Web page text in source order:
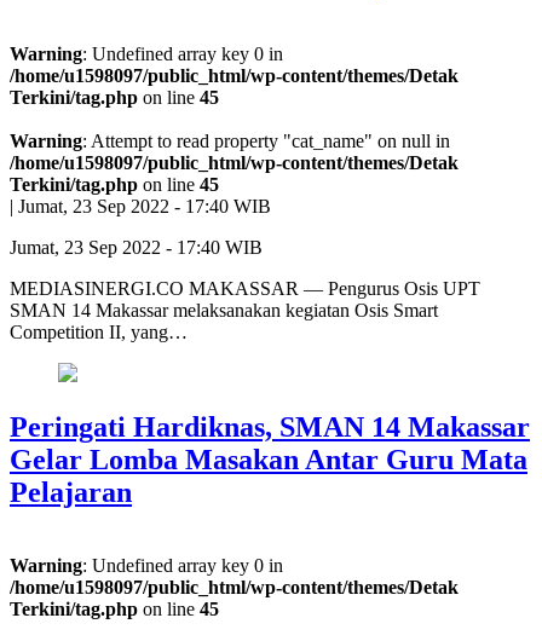
Warning: Undefined array key 0 in
/home/u1598097/public_html/wp-content/themes/Detak
Terkini/tag.php on line 45
Warning: Attempt to read property "cat_name" on null in
/home/u1598097/public_html/wp-content/themes/Detak
Terkini/tag.php on line 45
| Jumat, 23 Sep 2022 - 17:40 WIB
Jumat, 23 Sep 2022 - 17:40 WIB
MEDIASINERGI.CO MAKASSAR — Pengurus Osis UPT
SMAN 14 Makassar melaksanakan kegiatan Osis Smart
Competition II, yang…
Peringati Hardiknas, SMAN 14 Makassar
Gelar Lomba Masakan Antar Guru Mata
Pelajaran
Warning: Undefined array key 0 in
/home/u1598097/public_html/wp-content/themes/Detak
Terkini/tag.php on line 45